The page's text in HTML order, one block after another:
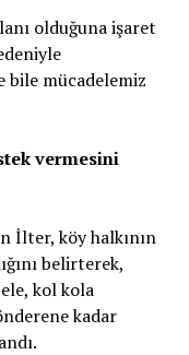
olduğuna işaret
bile mücadelemiz
vermesini
İlter, köy halkının
belirterek,
kol kola
kadar